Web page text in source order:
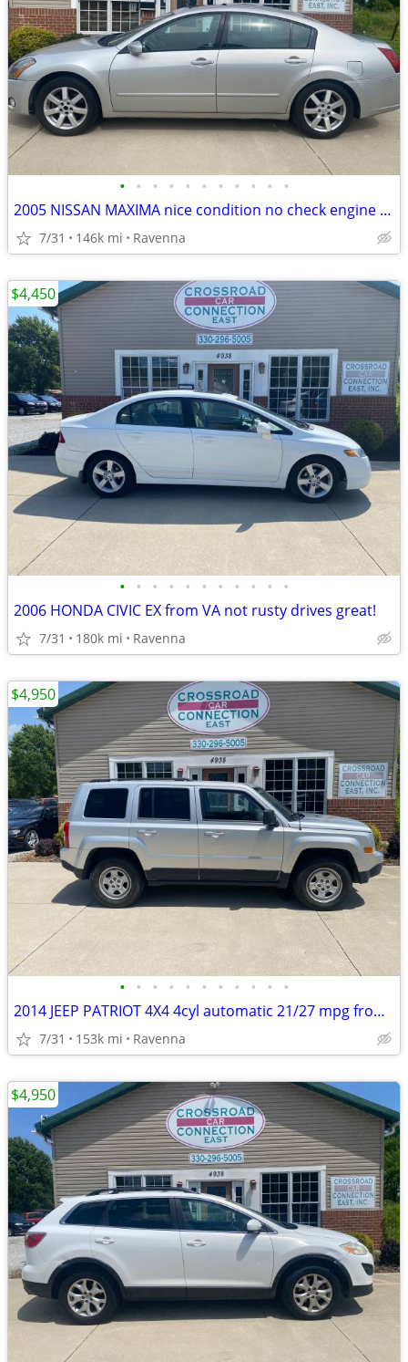
• • • • • • • • • • •
2005 NISSAN MAXIMA nice condition no check engine light drives great!
7/31 146k mi Ravenna
• • • • • • • • • • •
2006 HONDA CIVIC EX from VA not rusty drives great!
7/31 180k mi Ravenna
$4,450
• • • • • • • • • • •
2014 JEEP PATRIOT 4X4 4cyl automatic 21/27 mpg from VA not rusty
7/31 153k mi Ravenna
$4,950
$4,950